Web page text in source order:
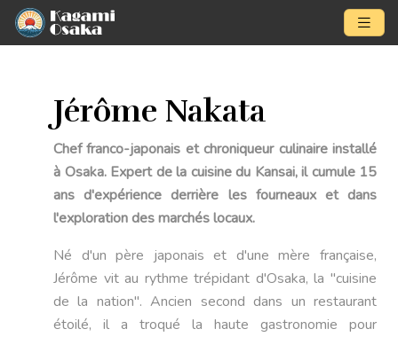
Jérôme Nakata
Chef franco-japonais et chroniqueur culinaire installé
à Osaka. Expert de la cuisine du Kansai, il cumule 15
ans d'expérience derrière les fourneaux et dans
l'exploration des marchés locaux.
Né d'un père japonais et d'une mère française,
Jérôme vit au rythme trépidant d'Osaka, la "cuisine
de la nation". Ancien second dans un restaurant
étoilé, il a troqué la haute gastronomie pour